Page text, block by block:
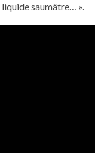
liquide saumâtre… ».